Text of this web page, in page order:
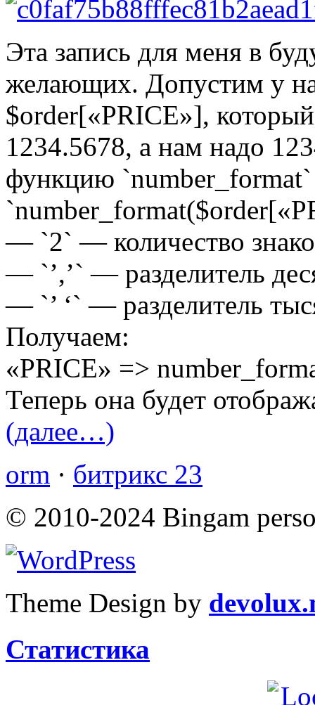
Эта запись для меня в
желающих. Допустим у
$order[«PRICE»],
1234.5678, а нам надо
функцию
— `2` — количество
— `’,’` — разделитель
— `’ ‘` — разделитель
Получаем:
«PRICE» =>
Теперь она будет
(далее…)
orm · битрикс 23
© 2010-2024 Bingam
Theme Design by
Статистика